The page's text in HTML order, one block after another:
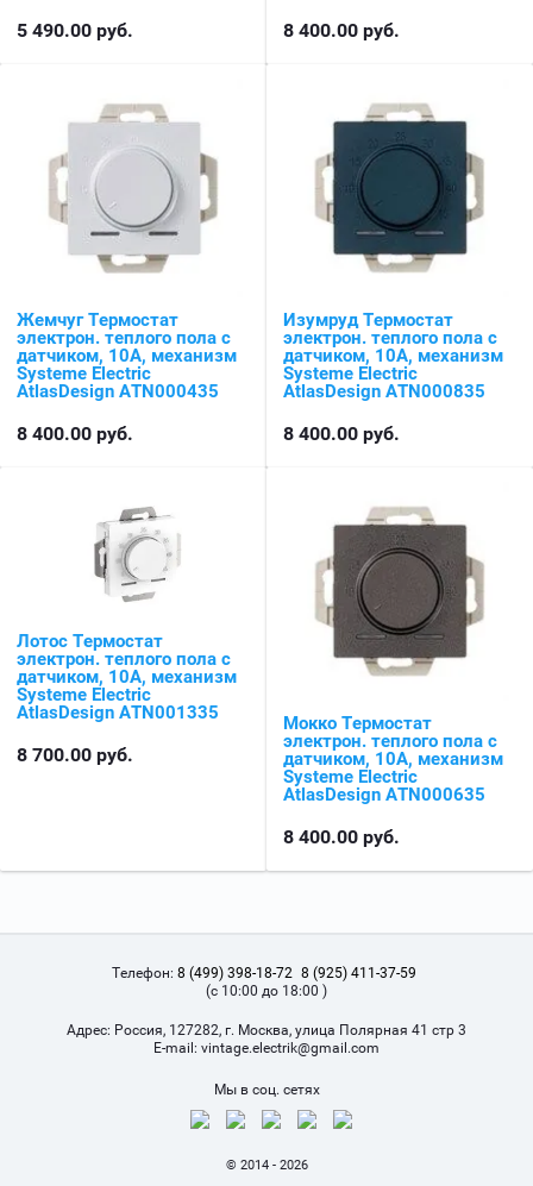
5 490.00 руб. 8 400.00 руб.
Жемчуг Термостат
электрон. теплого пола с
датчиком, 10A, механизм
Systeme Electric
AtlasDesign ATN000435
8 400.00 руб.
Изумруд Термостат
электрон. теплого пола с
датчиком, 10A, механизм
Systeme Electric
AtlasDesign ATN000835
8 400.00 руб.
Лотос Термостат
электрон. теплого пола с
датчиком, 10A, механизм
Systeme Electric
AtlasDesign ATN001335
8 700.00 руб.
Мокко Термостат
электрон. теплого пола с
датчиком, 10A, механизм
Systeme Electric
AtlasDesign ATN000635
8 400.00 руб.
Телефон: 8 (499) 398-18-72 8 (925) 411-37-59
(с 10:00 до 18:00 )
Адрес: Россия, 127282, г. Москва, улица Полярная 41 стр 3
Е-mail: vintage.electrik@gmail.com
Мы в соц. сетях
© 2014 - 2026